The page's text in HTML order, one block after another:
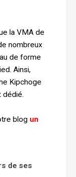
la VMA de
nombreux
de forme
Ainsi,
Kipchoge
dédié.
blog un
de ses